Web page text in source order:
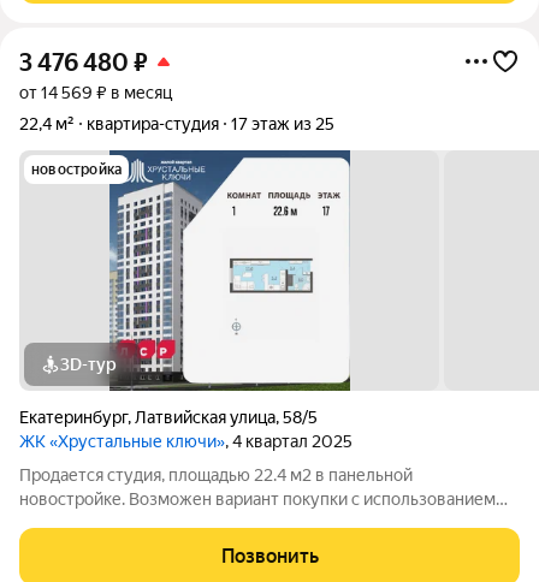
3 476 480 ₽
от 14 569 ₽ в месяц
22,4 м²
квартира-студия 17 этаж из 25
новостройка
3D-тур
Екатеринбург, Латвийская улица,58/5
ЖК «Хрустальные ключи», 4 квартал 2025
Продается студия, площадью 22.4 м2 в панельной
новостройке. Возможен вариант покупки с использованием
отделка под ключ. Квартира располагается на 17 этаже 25-
этажного дома в ЖК Хрустальные
Позвонить